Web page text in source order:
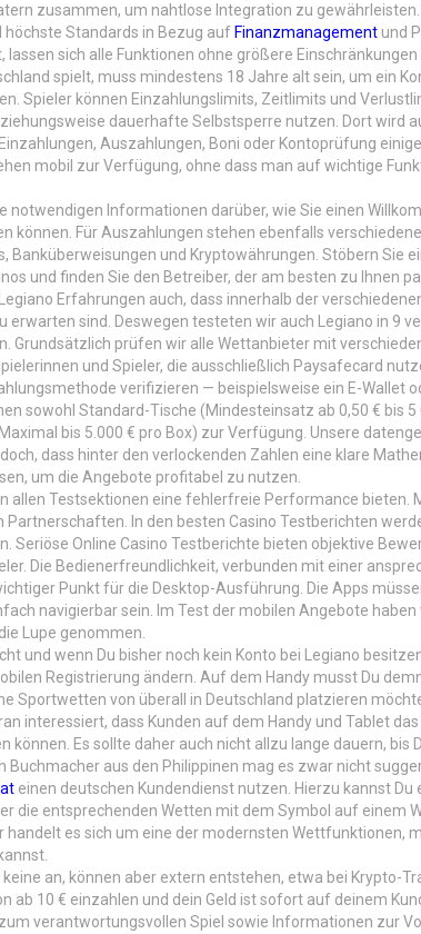
zusammen, um nahtlose Integration zu gewährleisten.
höchste Standards in Bezug auf Finanzmanagement und
lassen sich alle Funktionen ohne größere
spielt, muss mindestens 18 Jahre alt sein, um ein
Spieler können Einzahlungslimits, Zeitlimits und
dauerhafte Selbstsperre nutzen. Dort wird
Auszahlungen, Boni oder Kontoprüfung
mobil zur Verfügung, ohne dass man auf wichtige
notwendigen Informationen darüber, wie Sie einen
können. Für Auszahlungen stehen ebenfalls
Banküberweisungen und Kryptowährungen. Stöbern Sie
und finden Sie den Betreiber, der am besten zu Ihnen
Erfahrungen auch, dass innerhalb der
erwarten sind. Deswegen testeten wir auch Legiano in 9
Grundsätzlich prüfen wir alle Wettanbieter mit
und Spieler, die ausschließlich Paysafecard
verifizieren — beispielsweise ein E-Wallet
sowohl Standard-Tische (Mindesteinsatz ab 0,50 € bis 5
bis 5.000 € pro Box) zur Verfügung. Unsere
dass hinter den verlockenden Zahlen eine klare
um die Angebote profitabel zu nutzen.
allen Testsektionen eine fehlerfreie Performance bieten.
In den besten Casino Testberichten
Seriöse Online Casino Testberichte bieten objektive
Die Bedienerfreundlichkeit, verbunden mit einer
Punkt für die Desktop-Ausführung. Die Apps
navigierbar sein. Im Test der mobilen Angebote haben
Lupe genommen.
und wenn Du bisher noch kein Konto bei Legiano
Registrierung ändern. Auf dem Handy musst Du
Sportwetten von überall in Deutschland platzieren
interessiert, dass Kunden auf dem Handy und Tablet
Es sollte daher auch nicht allzu lange dauern, bis
Buchmacher aus den Philippinen mag es zwar nicht
einen deutschen Kundendienst nutzen. Hierzu kannst Du
die entsprechenden Wetten mit dem Symbol auf einem
handelt es sich um eine der modernsten Wettfunktionen,
an, können aber extern entstehen, etwa bei Krypto-
ab 10 € einzahlen und dein Geld ist sofort auf deinem
verantwortungsvollen Spiel sowie Informationen zur